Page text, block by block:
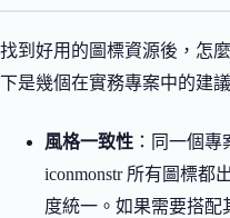
找到好用的圖標資源後，怎
下是幾個在實務專案中的建議
風格一致性 ：同一個
iconmonstr 所有圖標都
度統一。如果需要搭配